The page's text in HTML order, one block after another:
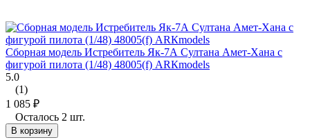
Сборная модель Истребитель Як-7А Султана Амет-Хана с
фигурой пилота (1/48) 48005(f) АRКmodels
5.0
(1)
1 085 ₽
Осталось 2 шт.
В корзину